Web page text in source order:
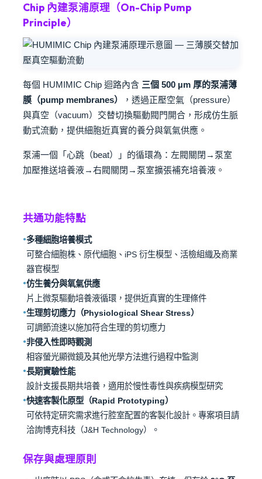
Chip 內建泵浦原理（On-Chip Pump
Principle）
每個 HUMIMIC Chip 迴路內含 三個 500 µm 厚的泵浦薄
膜（pump membranes）
，透過正壓空氣（pressure）
與真空（vacuum）交替切換驅動閥門開合，形成仿生脈
動式流動，提供細胞近真實的養分與氧氣供應。
泵浦一個「心跳（beat）」的循環為：左閥關閉→泵室
加壓推送培養液→右閥關閉→泵室擴張補充培養液。
共通功能特點
●多種細胞培養模式
可整合細胞株、原代細胞、iPS 衍生模型、活檢組織及商業
器官模型
●仿生養分與氧氣供應
片上微泵驅動培養液循環，提供近真實的生理條件
●生理剪切應力（Physiological Shear Stress）
可調節流速以施加符合生理的剪切應力
●非侵入性即時觀測
相容螢光顯微鏡及其他光學方法進行過程中監測
●長期實驗性能
設計支援長期共培養，適用於慢性毒性與疾病模型研究
●快速客製化原型（Rapid Prototyping）
可依特定研究需求進行腔室配置的客製化設計。專案項目請
洽詢博克科技（J&H Technology）。
保存與處理原則